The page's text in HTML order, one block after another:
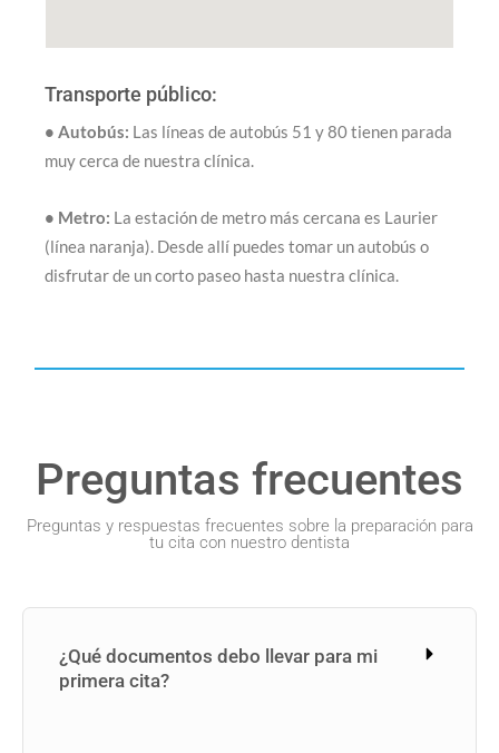
Transporte público:
• Autobús: Las líneas de autobús 51 y 80 tienen parada
muy cerca de nuestra clínica.
• Metro: La estación de metro más cercana es Laurier
(línea naranja). Desde allí puedes tomar un autobús o
disfrutar de un corto paseo hasta nuestra clínica.
Preguntas frecuentes
Preguntas y respuestas frecuentes sobre la preparación para
tu cita con nuestro dentista
¿Qué documentos debo llevar para mi
primera cita?